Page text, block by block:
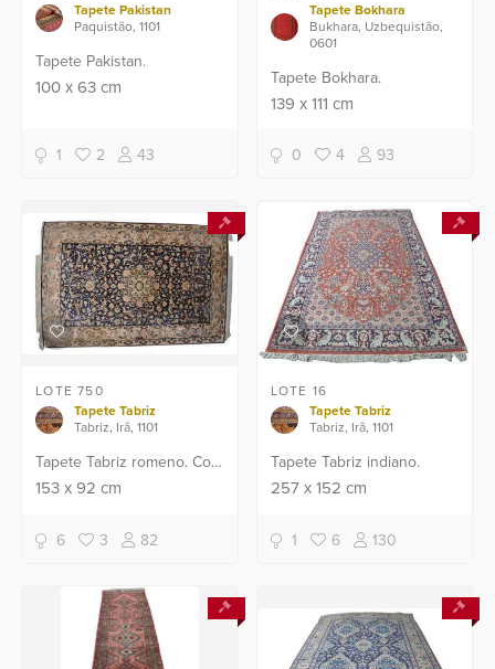
Tapete Pakistan
Paquistão, 1101
Tapete Pakistan.
100x 63cm
1 2 43
Tapete Bokhara
Bukhara, Uzbequistão,
0601
Tapete Bokhara.
139 x111 cm
0 4 93
LOTE 750
Tapete Tabriz
Tabriz, Irã, 1101
Tapete Tabriz romeno. Com
defeitos.
153x 92cm
6 3 82
LOTE 16
Tapete Tabriz
Tabriz, Irã, 1101
Tapete Tabriz indiano.
257 x152 cm
1 6 130